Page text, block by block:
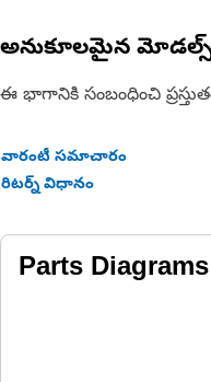
అనుకూలమైన
ఈ భాగానికి సంబంధించి
వారంటీ సమాచారం
రిటర్న్ విధానం
Parts Diagrams